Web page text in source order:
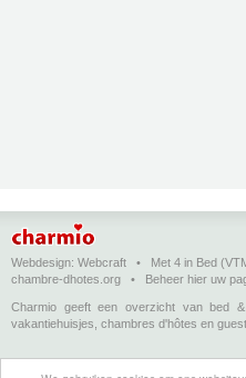
Webdesign: Webcraft • Met 4 in Bed
chambre-dhotes.org • Beheer hier uw
Charmio geeft een overzicht van bed &
vakantiehuisjes, chambres d'hôtes en
Bed & breakfasts, charmehotels en